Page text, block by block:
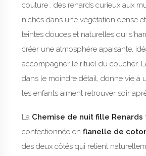
couture : des renards curieux aux
nichés dans une végétation dense
teintes douces et naturelles qui
créer une atmosphère apaisante,
accompagner le rituel du coucher.
dans le moindre détail, donne vie à
les enfants aiment retrouver soir
La Chemise de nuit fille
confectionnée en flanelle de
des deux côtés qui retient